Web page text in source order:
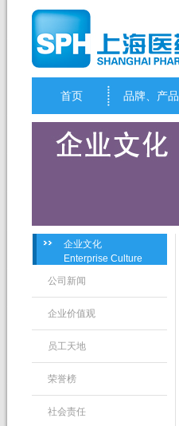
首页 品牌、产品
企业文化
Enterprise Culture
公司新闻
企业价值观
员工天地
荣誉榜
社会责任